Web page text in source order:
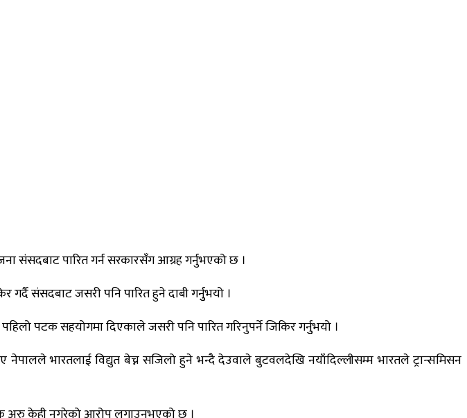
संसदबाट पारित गर्न सरकारसँग आग्रह गर्नुभएको छ ।
संसदबाट जसरी पनि पारित हुने दाबी गर्नुुभयो ।
पटक सहयोगमा दिएकाले जसरी पनि पारित गरिनुपर्ने जिकिर गर्नुुभयो ।
भए नेपालले भारतलाई विद्युत बेच्न सजिलो हुने भन्दै देउवाले बुटवलदेखि नयाँदिल्लीसम्म भारतले ट्रान्समिसन